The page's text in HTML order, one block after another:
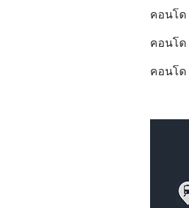
คอนโด
คอนโด
คอนโด